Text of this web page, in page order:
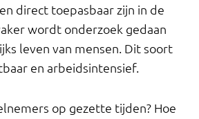
direct toepasbaar zijn in de
wordt onderzoek gedaan
leven van mensen. Dit soort
en arbeidsintensief.
op gezette tijden? Hoe